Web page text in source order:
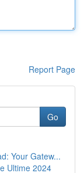
Report Page
Go
Your Gatew...
Ultime 2024